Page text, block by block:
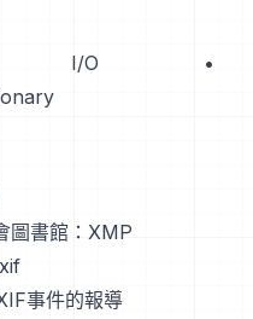
I/O •
圖書館：XMP
事件的報導